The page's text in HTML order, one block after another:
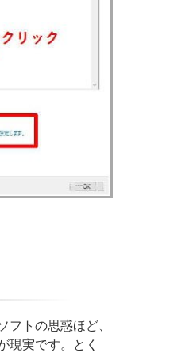
トの思惑ほど、
現実です。とく